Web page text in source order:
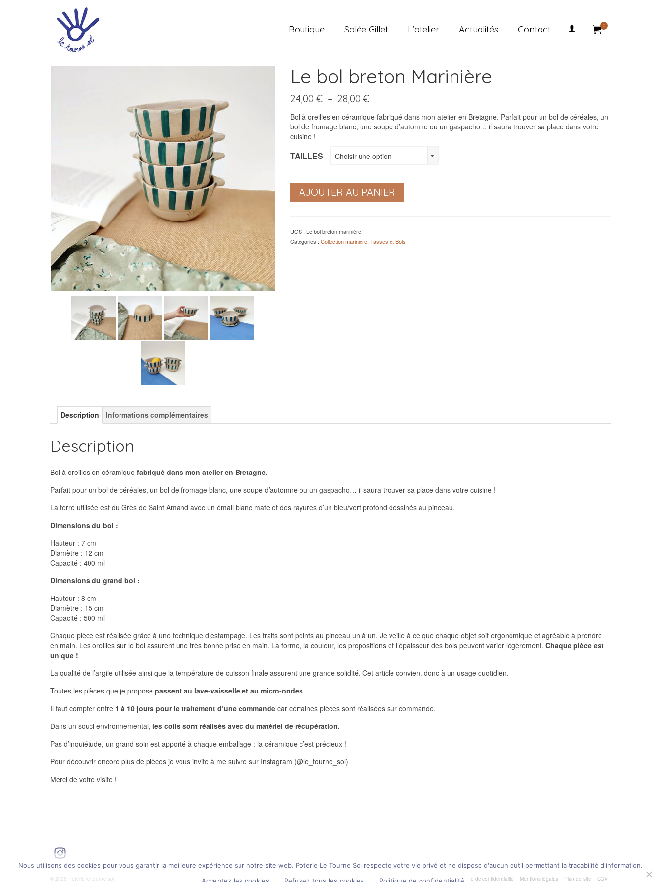
Boutique Solée Gillet L’atelier Actualités Contact 0
Le bol breton Marinière
24,00 € – 28,00 €Plage
prix :
24,00 €
Bol à oreilles en céramiquefabriqué dans mon atelier en Bretagne. Parfait pour un bol de céréales, un
bol de fromage blanc, une soupe d’automne ou un gaspacho… il saura trouver sa place dans votre
cuisine !
TAILLES Choisir une option
AJOUTER AU PANIER
UGS : Le bol breton marinière
Catégories : Collection marinière, Tasses et Bols
Description Informations complémentaires
Description
Bol à oreilles en céramique fabriqué dans mon atelier en Bretagne.
Parfait pour un bol de céréales, un bol de fromage blanc, une soupe d’automne ou un gaspacho… il saura trouver sa place dans votre cuisine !
La terre utilisée est du Grès de Saint Amand avec un émail blanc mate et des rayures d’un bleu/vert profond dessinés au pinceau.
Dimensions du bol :
Hauteur : 7 cm
Diamètre : 12 cm
Capacité : 400 ml
Dimensions du grand bol :
Hauteur : 8 cm
Diamètre : 15 cm
Capacité : 500 ml
Chaque pièce est réalisée grâce à une technique d’estampage. Les traits sont peints au pinceau un à un. Je veille à ce que chaque objet soit ergonomique et agréable à prendre
en main. Les oreilles sur le bol assurent une très bonne prise en main. La forme, la couleur, les propositions et l’épaisseur des bols peuvent varier légèrement. Chaque pièce est
unique !
La qualité de l’argile utilisée ainsi que la température de cuisson finale assurent une grande solidité. Cet article convient donc à un usage quotidien.
Toutes les pièces que je propose passent au lave-vaisselle et au micro-ondes.
Il faut compter entre 1 à 10 jours pour le traitement d’une commande car certaines pièces sont réalisées sur commande.
Dans un souci environnemental, les colis sont réalisés avec du matériel de récupération.
Pas d’inquiétude, un grand soin est apporté à chaque emballage : la céramique c’est précieux !
Pour découvrir encore plus de pièces je vous invite à me suivre sur Instagram (@le_tourne_sol)
Merci de votre visite !
Politique de confidentialité Mentions légales Plan de site CGV
© 2026 Poterie le tourne sol
Nous utilisons des cookies pour vous garantir la meilleure expérience sur notre site web. Poterie Le Tourne Sol respecte votre vie privé et ne dispose d'aucun outil permettant la traçabilité d'information.
Acceptez les cookies
Refusez tous les cookies Politique de confidentialité